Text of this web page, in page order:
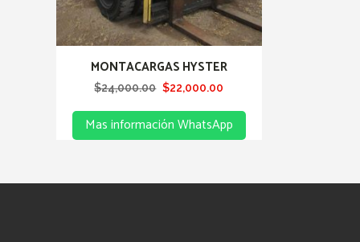
MONTACARGAS HYSTER
$24,000.00 Original
was:
$22,000.00
is:
Mas información WhatsApp